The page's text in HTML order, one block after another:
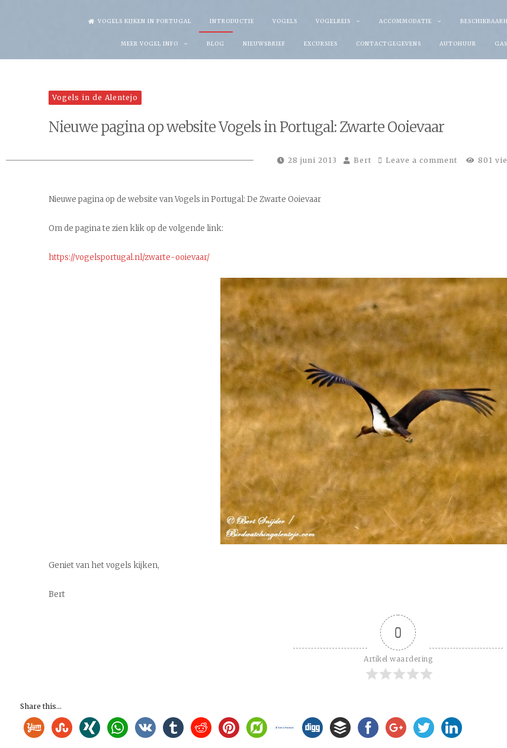
VOGELS KIJKEN IN PORTUGAL INTRODUCTIE VOGELS VOGELREIS ACCOMMODATIE
MEER VOGEL INFO BLOG NIEUWSBRIEF EXCURSIES CONTACTGEGEVENS AUTOHUUR
Vogels in de Alentejo
Nieuwe pagina op website Vogels in Portugal: Zwarte Ooievaar
28 juni 2013 Bert Leave a comment 801
Nieuwe pagina op de website van Vogels in Portugal: De Zwarte Ooievaar
Om de pagina te zien klik op de volgende link:
https://vogelsportugal.nl/zwarte-ooievaar/
Geniet van het vogels kijken,
Bert
0
Artikel waardering
Share this...